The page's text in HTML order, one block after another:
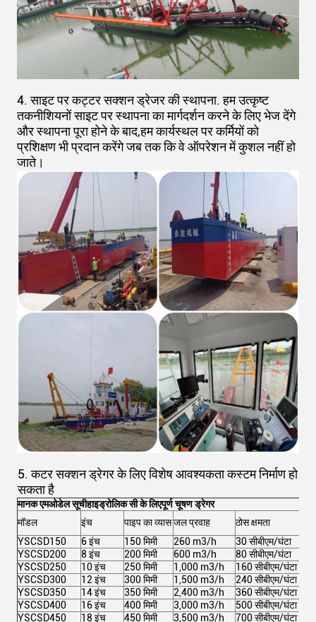
4. साइट पर कट्टर सक्शन ड्रेजर की स्थापना. हम उत्कृष्ट
तकनीशियनों साइट पर स्थापना का मार्गदर्शन करने के लिए भेज देंगे
और स्थापना पूरा होने के बाद,हम कार्यस्थल पर कर्मियों को
प्रशिक्षण भी प्रदान करेंगे जब तक कि वे ऑपरेशन में कुशल नहीं हो
जाते।
5. कटर सक्शन ड्रेगर के लिए विशेष आवश्यकता कस्टम निर्माण हो
सकता है
मानक एमओडेल सूचीहाइड्रोलिक सी के लिएपूर्ण चूषण ड्रेगर
मॉडल
इंच पाइप का व्यासजल प्रवाह ठोस क्षमता
YSCSD150
6 इंच 150 मिमी 260 m3/h 30 सीबीएम/घंटा
YSCSD200
8 इंच 200 मिमी 600 m3/h 80 सीबीएम/घंटा
YSCSD250
10 इंच 250 मिमी 1,000 m3/h 160 सीबीएम/घंटा
YSCSD300
12 इंच 300 मिमी 1,500 m3/h 240 सीबीएम/घंटा
YSCSD350
14 इंच 350 मिमी 2,400 m3/h 360 सीबीएम/घंटा
YSCSD400
16 इंच 400 मिमी 3,000 m3/h 500 सीबीएम/घंटा
YSCSD450
18 इंच 450 मिमी 3,500 m3/h 700 सीबीएम/घंटा